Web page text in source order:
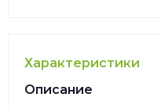
Характеристики
Описание